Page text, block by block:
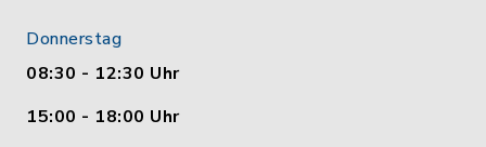
Donnerstag
08:30 - 12:30 Uhr
15:00 - 18:00 Uhr